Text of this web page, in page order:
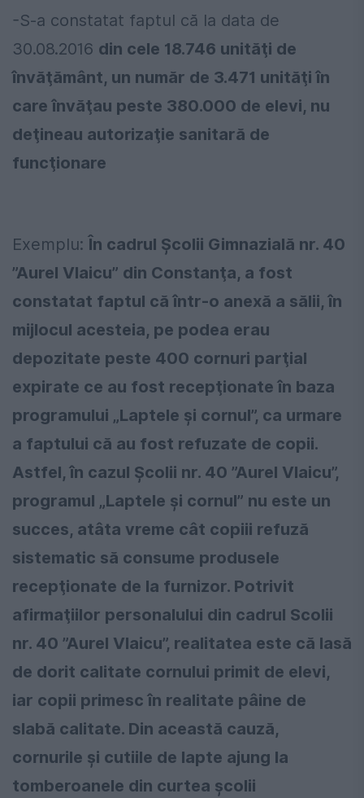
-S-a constatat faptul că la data de
30.08.2016 din cele 18.746 unităţi de
învăţământ, un număr de 3.471 unităţi în
care învăţau peste 380.000 de elevi, nu
deţineau autorizaţie sanitară de
funcţionare
Exemplu: În cadrul Şcolii Gimnazială nr. 40
”Aurel Vlaicu” din Constanţa, a fost
constatat faptul că într-o anexă a sălii, în
mijlocul acesteia, pe podea erau
depozitate peste 400 cornuri parţial
expirate ce au fost recepţionate în baza
programului „Laptele și cornul”, ca urmare
a faptului că au fost refuzate de copii.
Astfel, în cazul Şcolii nr. 40 ”Aurel Vlaicu”,
programul „Laptele şi cornul” nu este un
succes, atâta vreme cât copiii refuză
sistematic să consume produsele
recepţionate de la furnizor. Potrivit
afirmaţiilor personalului din cadrul Scolii
nr. 40 ”Aurel Vlaicu”, realitatea este că lasă
de dorit calitate cornului primit de elevi,
iar copii primesc în realitate pâine de
slabă calitate. Din această cauză,
cornurile şi cutiile de lapte ajung la
tomberoanele din curtea şcolii